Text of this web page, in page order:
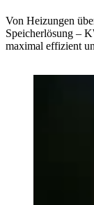
Von Heizungen
Speicherlösung –
maximal effizient